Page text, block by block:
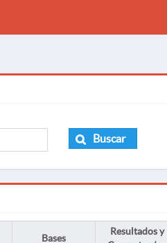
Buscar
Bases
Resultados y